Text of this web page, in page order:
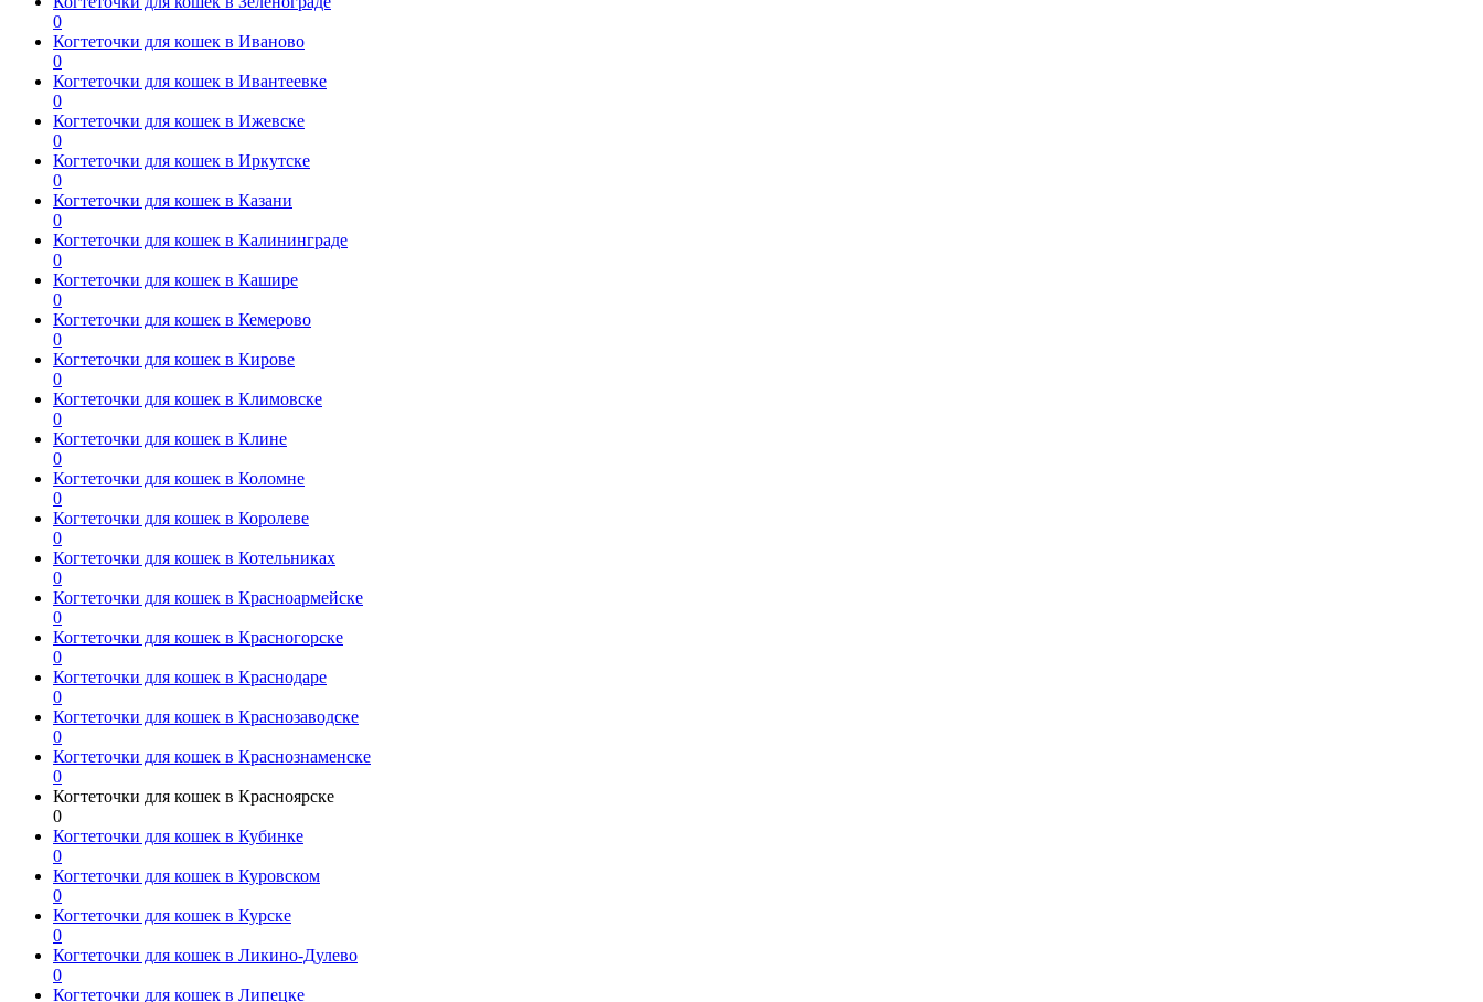
0
Когтеточки для кошек в Иваново
0
Когтеточки для кошек в Ивантеевке
0
Когтеточки для кошек в Ижевске
0
Когтеточки для кошек в Иркутске
0
Когтеточки для кошек в Казани
0
Когтеточки для кошек в Калининграде
0
Когтеточки для кошек в Кашире
0
Когтеточки для кошек в Кемерово
0
Когтеточки для кошек в Кирове
0
Когтеточки для кошек в Климовске
0
Когтеточки для кошек в Клине
0
Когтеточки для кошек в Коломне
0
Когтеточки для кошек в Королеве
0
Когтеточки для кошек в Котельниках
0
Когтеточки для кошек в Красноармейске
0
Когтеточки для кошек в Красногорске
0
Когтеточки для кошек в Краснодаре
0
Когтеточки для кошек в Краснозаводске
0
Когтеточки для кошек в Краснознаменске
0
Когтеточки для кошек в Красноярске
0
Когтеточки для кошек в Кубинке
0
Когтеточки для кошек в Куровском
0
Когтеточки для кошек в Курске
0
Когтеточки для кошек в Ликино-Дулево
0
Когтеточки для кошек в Липецке